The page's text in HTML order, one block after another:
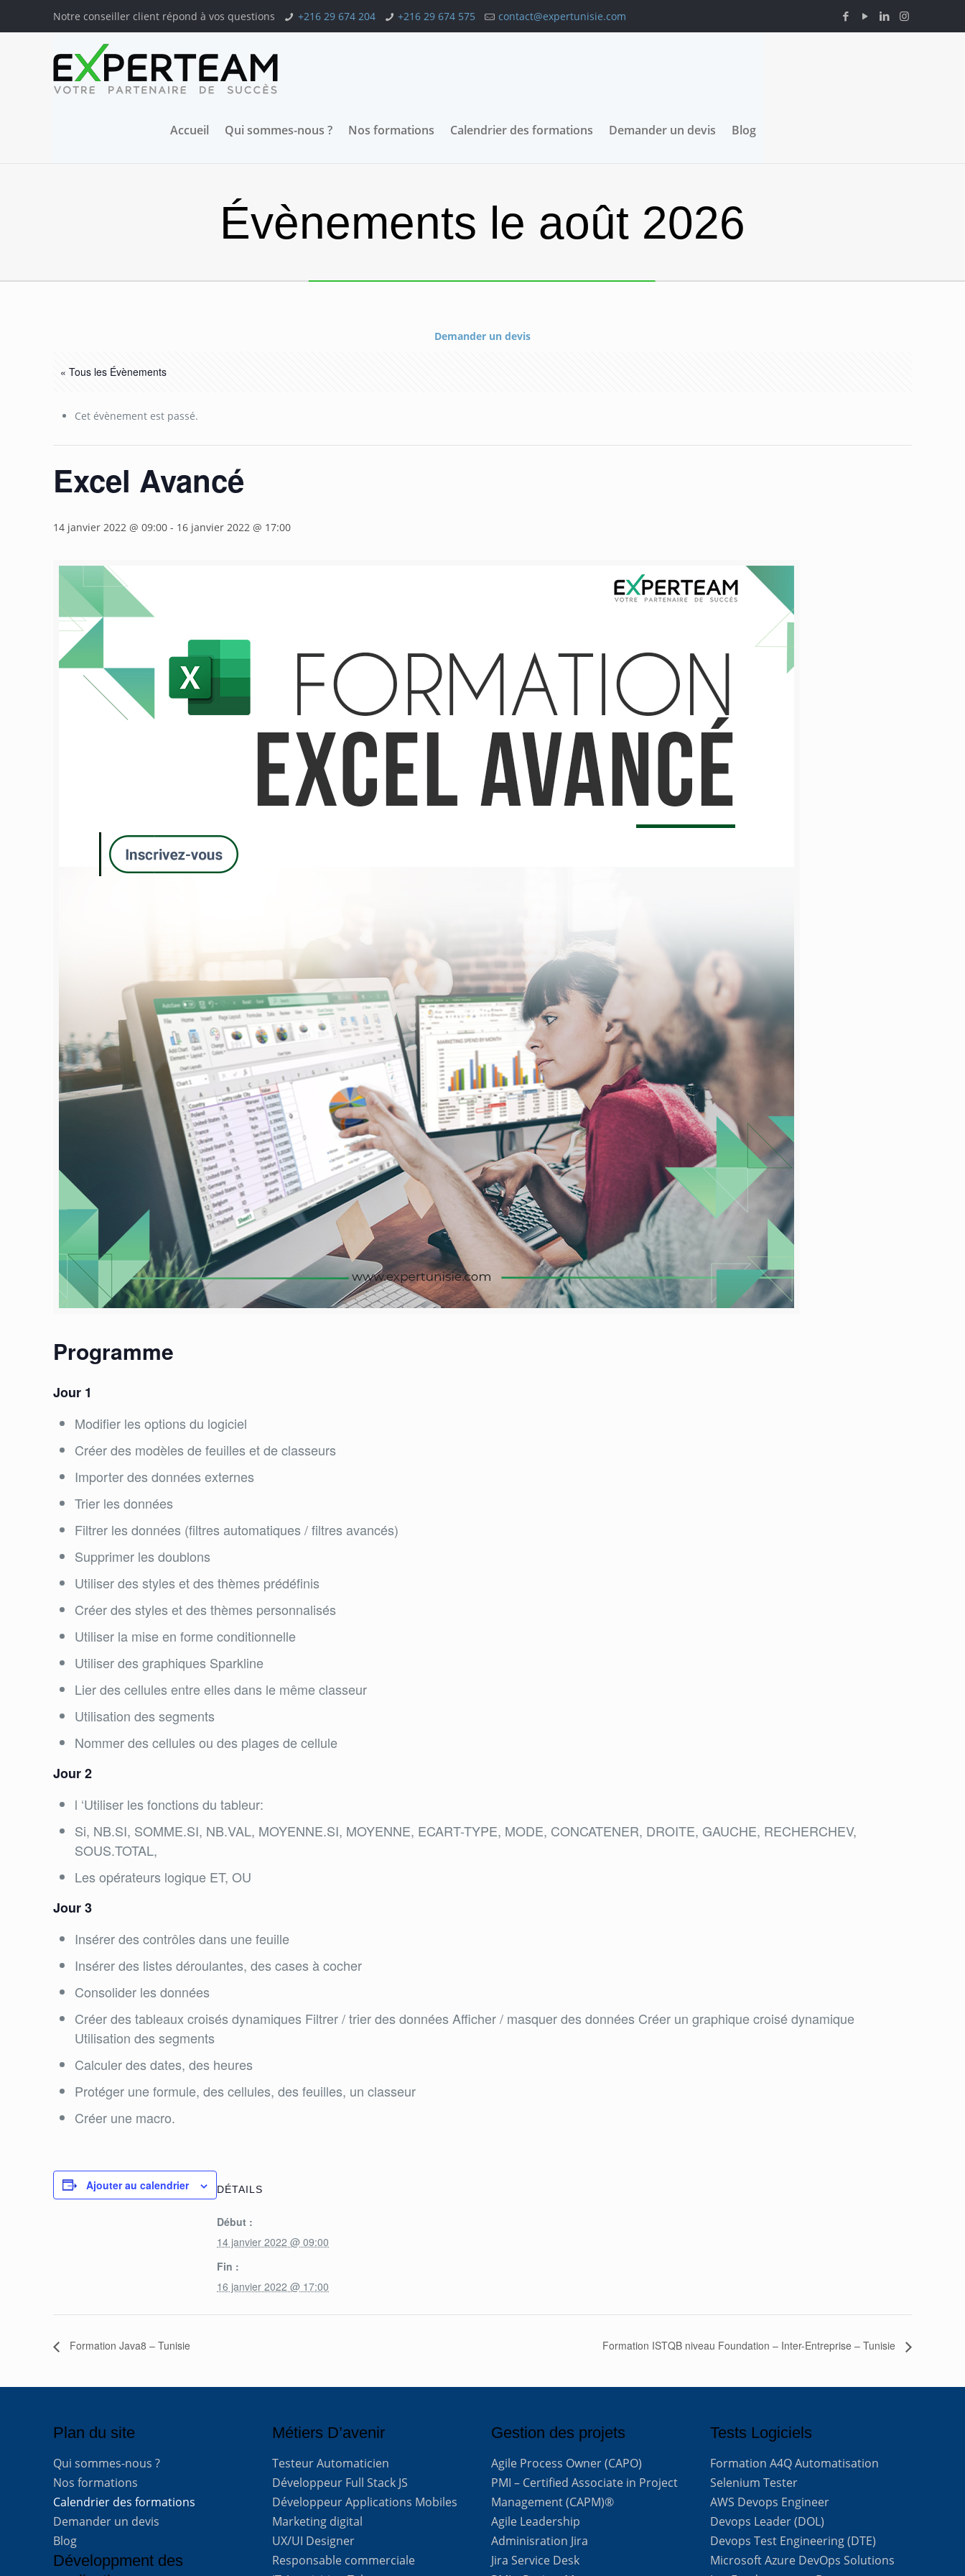
Notre conseiller client répond à vos questions +216 29 674 204 +216 29 674 575 contact@expertunisie.com
Accueil Qui sommes-nous ? Nos formations Calendrier des formations Demander un devis Blog
Évènements le août 2026
Demander un devis
« Tous les Évènements
Cet évènement est passé.
Excel Avancé
14 janvier 2022 @ 09:00 - 16 janvier 2022 @ 17:00
Programme
Jour 1
Modifier les options du logiciel
Créer des modèles de feuilles et de classeurs
Importer des données externes
Trier les données
Filtrer les données (filtres automatiques / filtres avancés)
Supprimer les doublons
Utiliser des styles et des thèmes prédéfinis
Créer des styles et des thèmes personnalisés
Utiliser la mise en forme conditionnelle
Utiliser des graphiques Sparkline
Lier des cellules entre elles dans le même classeur
Utilisation des segments
Nommer des cellules ou des plages de cellule
Jour 2
l ‘Utiliser les fonctions du tableur:
Si, NB.SI, SOMME.SI, NB.VAL, MOYENNE.SI, MOYENNE, ECART-TYPE, MODE, CONCATENER, DROITE, GAUCHE, RECHERCHEV,
SOUS.TOTAL,
Les opérateurs logique ET, OU
Jour 3
Insérer des contrôles dans une feuille
Insérer des listes déroulantes, des cases à cocher
Consolider les données
Créer des tableaux croisés dynamiques Filtrer / trier des données Afficher / masquer des données Créer un graphique croisé dynamique
Utilisation des segments
Calculer des dates, des heures
Protéger une formule, des cellules, des feuilles, un classeur
Créer une macro.
Ajouter au calendrier DÉTAILS
Début :
14 janvier 2022 @ 09:00
Fin :
16 janvier 2022 @ 17:00
Formation Java8 – Tunisie Formation ISTQB niveau Foundation – Inter-Entreprise – Tunisie
Plan du site
Qui sommes-nous ?
Nos formations
Calendrier des formations
Demander un devis
Blog
Développment des
Métiers D’avenir
Testeur Automaticien
Développeur Full Stack JS
Développeur Applications Mobiles
Marketing digital
UX/UI Designer
Responsable commerciale
Gestion des projets
Agile Process Owner (CAPO)
PMI – Certified Associate in Project
Management (CAPM)®
Agile Leadership
Adminisration Jira
Jira Service Desk
Tests Logiciels
Formation A4Q Automatisation
Selenium Tester
AWS Devops Engineer
Devops Leader (DOL)
Devops Test Engineering (DTE)
Microsoft Azure DevOps Solutions